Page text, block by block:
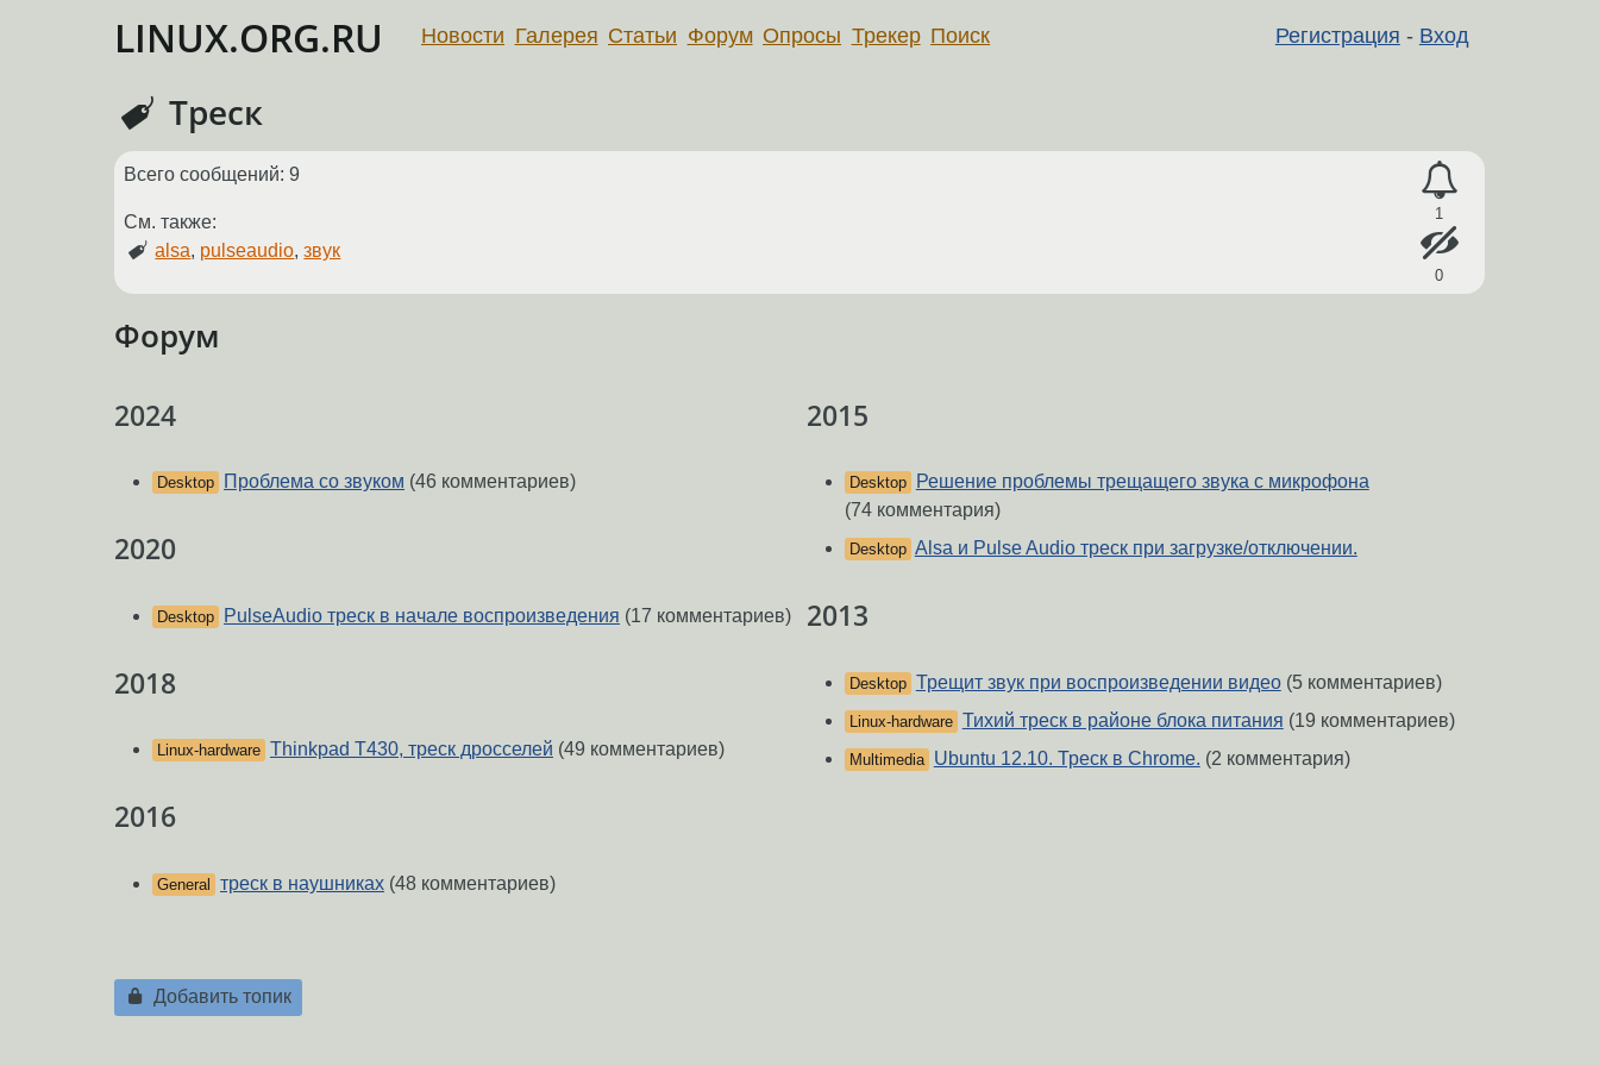
LINUX.ORG.RU Регистрация - Вход
Новости Галерея Статьи Форум Опросы Трекер Поиск
Треск
1
0
Всего сообщений: 9
См. также:
alsa, pulseaudio,звук
Форум
2024
Desktop Проблема со звуком (46 комментариев)
2020
Desktop PulseAudio треск в начале воспроизведения (17 комментариев)
2018
Linux-hardware Thinkpad T430, треск дросселей (49 комментариев)
2016
General треск в наушниках (48 комментариев)
2015
Desktop
Решение проблемы трещащего звука c микрофона
(74 комментария)
Desktop Alsa и Pulse Audio треск при загрузке/отключении.
2013
Desktop Трещит звук при воспроизведении видео(5 комментариев)
Linux-hardware Тихий треск в районе блока питания (19 комментариев)
Multimedia Ubuntu 12.10. Треск в Chrome. (2 комментария)
Добавить топик